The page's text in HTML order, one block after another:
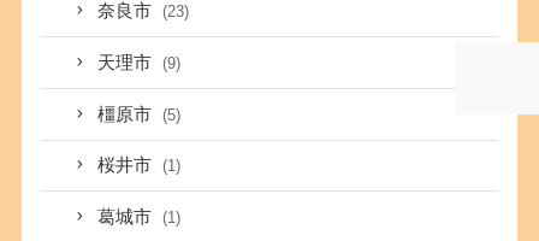
奈良市 (23)
天理市 (9)
橿原市 (5)
桜井市 (1)
葛城市 (1)